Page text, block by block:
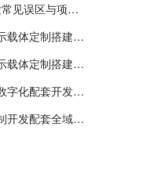
项目规划实用经验
体定制搭建服务
体定制搭建服务
发与地域检索优化服务
全域搜索优化服务